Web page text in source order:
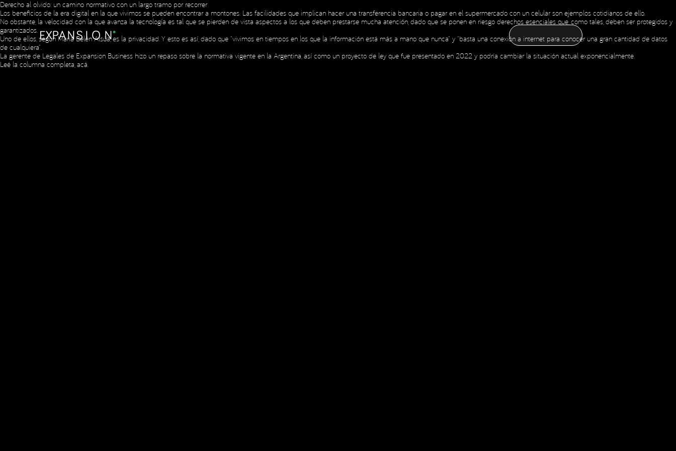
INICIONOSOTROSHOLDING NOTICIAS
NOTICIAS
CONTÁCTANOS
CONTÁCTANOS ESPAÑOL
ESPAÑOL
ENGLISH
Derecho al olvido: un camino normativo con un largo tramo por recorrer
Los beneficios de la era digital en la que vivimos se pueden encontrar a montones. Las facilidades que implican hacer una transferencia bancaria o pagar en el supermercado con un celular son ejemplos cotidianos de ello.
No obstante, la velocidad con la que avanza la tecnología es tal que se pierden de vista aspectos a los que deben prestarse mucha atención, dado que se ponen en riesgo derechos esenciales que, como tales, deben ser protegidos y
garantizados.
Uno de ellos, según María Belén Alsúa, es la privacidad. Y esto es así, dado que “vivimos en tiempos en los que la información está más a mano que nunca” y “basta una conexión a internet para conocer una gran cantidad de datos
de cualquiera”.
La gerente de Legales de Expansion Business hizo un repaso sobre la normativa vigente en la Argentina, así como un proyecto de ley que fue presentado en 2022 y podría cambiar la situación actual exponencialmente.
Leé la columna completa, acá.
Copyright © 2023 Expansion.